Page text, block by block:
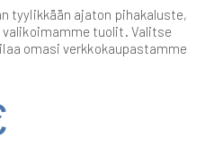
tyylikkään ajaton pihakaluste,
tuolit. Valitse
omasi verkkokaupastamme